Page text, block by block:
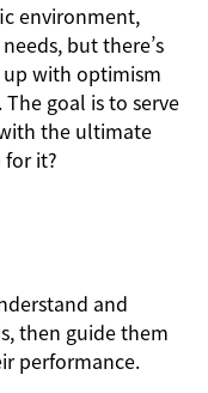
environment,
but there’s
up with optimism
goal is to serve
the ultimate
for it?
and
then guide them
performance.